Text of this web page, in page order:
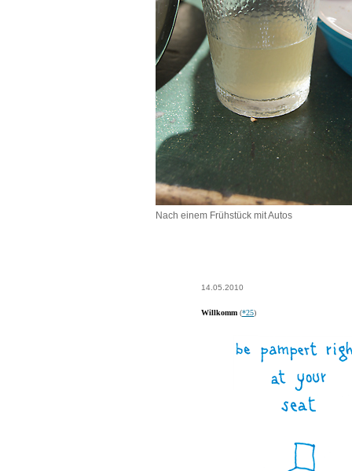
Nach einem Frühstück mit Autos
14.05.2010
Willkomm (*25)